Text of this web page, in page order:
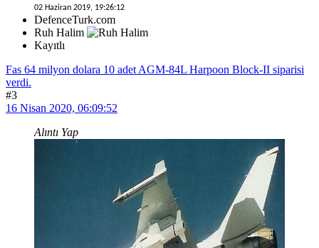
02 Haziran 2019, 19:26:12
DefenceTurk.com
Ruh Halim
Kayıtlı
Fas 64 milyon dolara 10 adet AGM-84L Harpoon Block-II siparisi
verdi.
#3
16 Nisan 2020, 06:09:52
Alıntı Yap